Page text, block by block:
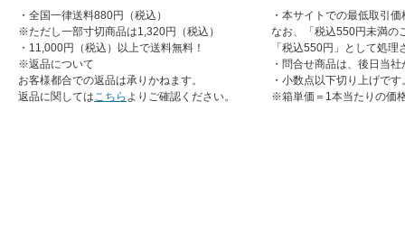
・全国一律送料880円（税込）
※ただし一部寸切商品は1,320円（税込）
・11,000円（税込）以上で送料無料！
※返品について
お客様都合での返品は承りかねます。
返品に関してはこちら よりご確認ください。
・本サイトでの最低取引
なお、「税込550円未満の
「税込550円」として処
・問合せ商品は、後日当
・小数点以下切り上げです
※箱単価＝1本当たりの価